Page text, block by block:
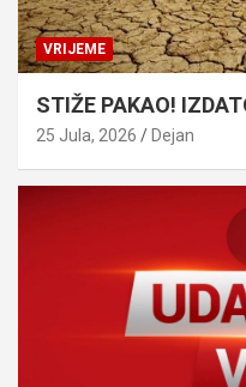
VRIJEME
STIŽE PAKAO!
25 Jula, 2026 Dejan